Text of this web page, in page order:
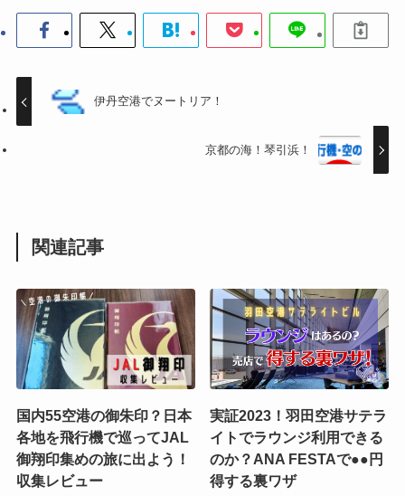
伊丹空港でヌートリア！
京都の海！琴引浜！
関連記事
国内55空港の御朱印？日本
各地を飛行機で巡ってJAL
御翔印集めの旅に出よう！
収集レビュー
実証2023！羽田空港サテラ
イトでラウンジ利用できる
のか？ANA FESTAで●●円
得する裏ワザ